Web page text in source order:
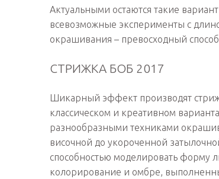
Актуальными остаются такие
всевозможные эксперименты с
окрашивания – превосходный
СТРИЖКА БОБ 2017
Шикарный эффект производят
классическом и креативном
разнообразными техниками
височной до укороченной
способностью моделировать форму
колорирование и омбре,